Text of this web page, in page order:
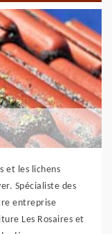
et les lichens
Spécialiste des
entreprise
Les Rosaires et